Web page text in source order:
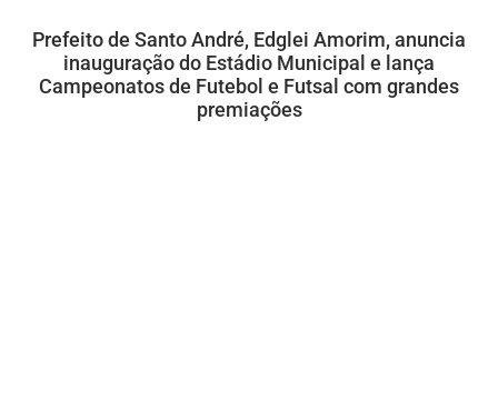
Prefeito de Santo André, Edglei Amorim, anuncia
inauguração do Estádio Municipal e lança
Campeonatos de Futebol e Futsal com grandes
premiações